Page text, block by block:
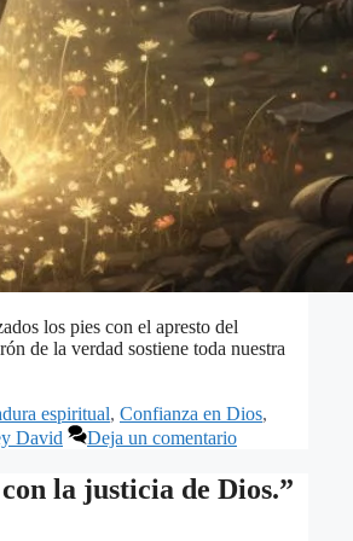
los pies con el apresto del
de la verdad sostiene toda nuestra
espiritual, Confianza en Dios,
David Deja un comentario
la justicia de Dios.”